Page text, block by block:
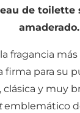
de toilette
amaderado.
fragancia
firma para su
y muy
emblemático